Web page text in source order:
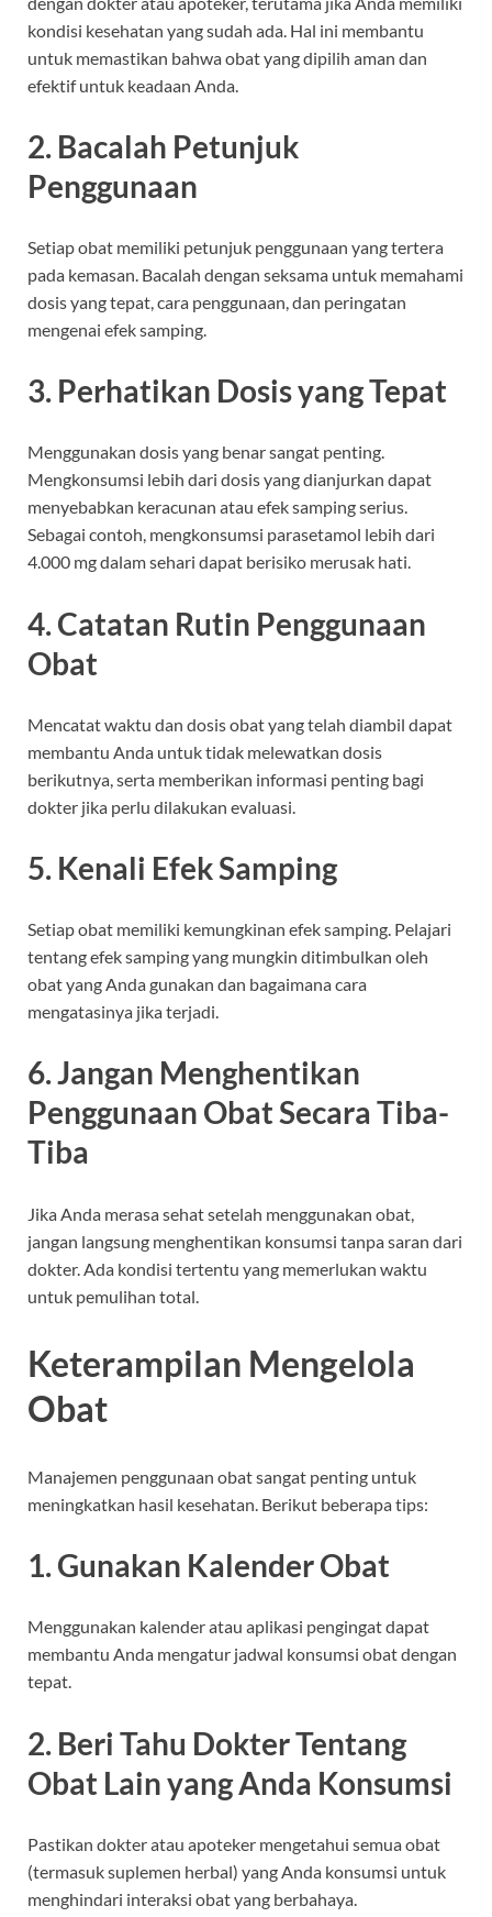
kondisi kesehatan yang sudah ada. Hal ini membantu
untuk memastikan bahwa obat yang dipilih aman dan
efektif untuk keadaan Anda.
2. Bacalah Petunjuk
Penggunaan
Setiap obat memiliki petunjuk penggunaan yang tertera
pada kemasan. Bacalah dengan seksama untuk memahami
dosis yang tepat, cara penggunaan, dan peringatan
mengenai efek samping.
3. Perhatikan Dosis yang Tepat
Menggunakan dosis yang benar sangat penting.
Mengkonsumsi lebih dari dosis yang dianjurkan dapat
menyebabkan keracunan atau efek samping serius.
Sebagai contoh, mengkonsumsi parasetamol lebih dari
4.000 mg dalam sehari dapat berisiko merusak hati.
4. Catatan Rutin Penggunaan
Obat
Mencatat waktu dan dosis obat yang telah diambil dapat
membantu Anda untuk tidak melewatkan dosis
berikutnya, serta memberikan informasi penting bagi
dokter jika perlu dilakukan evaluasi.
5. Kenali Efek Samping
Setiap obat memiliki kemungkinan efek samping. Pelajari
tentang efek samping yang mungkin ditimbulkan oleh
obat yang Anda gunakan dan bagaimana cara
mengatasinya jika terjadi.
6. Jangan Menghentikan
Penggunaan Obat Secara Tiba-
Tiba
Jika Anda merasa sehat setelah menggunakan obat,
jangan langsung menghentikan konsumsi tanpa saran dari
dokter. Ada kondisi tertentu yang memerlukan waktu
untuk pemulihan total.
Keterampilan Mengelola
Obat
Manajemen penggunaan obat sangat penting untuk
meningkatkan hasil kesehatan. Berikut beberapa tips:
1. Gunakan Kalender Obat
Menggunakan kalender atau aplikasi pengingat dapat
membantu Anda mengatur jadwal konsumsi obat dengan
tepat.
2. Beri Tahu Dokter Tentang
Obat Lain yang Anda Konsumsi
Pastikan dokter atau apoteker mengetahui semua obat
(termasuk suplemen herbal) yang Anda konsumsi untuk
menghindari interaksi obat yang berbahaya.